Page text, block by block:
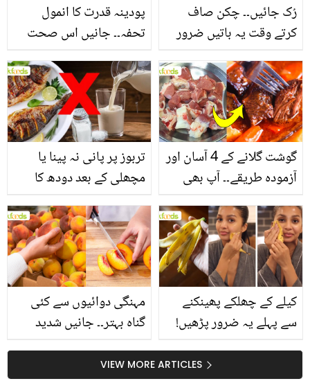
پودینہ قدرت کا انمول
تحفہ۔۔ جانیں اس صحت
بخش پتوں کے 10 حیرت
انگیز طبی فوائد
رُک جائیں۔۔ چکن صاف
کرتے وقت یہ باتیں ضرور
یاد رکھیں
تربوز پر پانی نہ پینا یا
مچھلی کے بعد دودھ کا
استعمال۔۔ جانیں کھانوں
سے متعلق غلط فہمیوں کی
حقیقت کیا ہے اور افواہ
کیا؟
گوشت گلانے کے 4 آسان اور
آزمودہ طریقے۔۔ آپ بھی
جانیں انٹرنیشنل شیف کے
بتائے راز
مہنگی دوائیوں سے کئی
گناہ بہتر۔۔ جانیں شدید
گرمی کے موسم میں آڑو
کیوں کھانا چاہیے؟
کیلے کے چھلکے پھینکنے
سے پہلے یہ ضرور پڑھیں!
جلد کے 3 بڑے مسائل کا
سستا اور قدرتی حلVIEW MORE ARTICLES